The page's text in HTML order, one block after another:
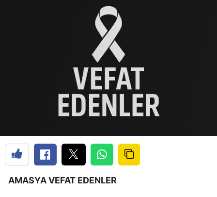
AMASYA VEFAT EDENLER